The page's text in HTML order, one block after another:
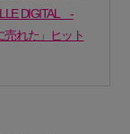
DIGITAL -
売れた」ヒット